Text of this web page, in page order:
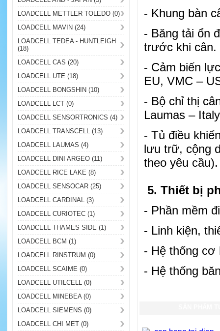
LOADCELL METTLER TOLEDO (0)
LOADCELL MAVIN (24)
LOADCELL TEDEA - HUNTLEIGH
(18)
LOADCELL CAS (20)
LOADCELL UTE (18)
LOADCELL BONGSHIN (10)
LOADCELL LCT (0)
LOADCELL SENSORTRONICS (4)
LOADCELL TRANSCELL (13)
LOADCELL LAUMAS (4)
LOADCELL DINI ARGEO (11)
LOADCELL RICE LAKE (8)
LOADCELL SENSOCAR (25)
LOADCELL CARDINAL (3)
LOADCELL CURIOTEC (1)
LOADCELL THAMES SIDE (1)
LOADCELL BCM (1)
LOADCELL RINSTRUM (0)
LOADCELL SCAIME (0)
LOADCELL UTILCELL (0)
LOADCELL MINEBEA (0)
LOADCELL SIEMENS (0)
LOADCELL CHI MET (0)
- Khung bàn
- Băng tải ổn
trước khi cân.
- Cảm biến
EU, VMC –
- Bộ chỉ thị
Laumas –
- Tủ điều
lưu trữ, cộng
theo yêu cầu).
5. Thiết bị
- Phần mềm
- Linh kiện,
- Hệ thống cơ
- Hệ thống